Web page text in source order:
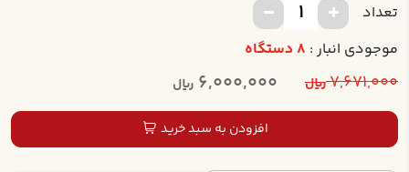
تعداد
موجودی انبار : 8 دستگاه
7,671,000ریال 6,000,000 ریال
افزودن به سبد خرید